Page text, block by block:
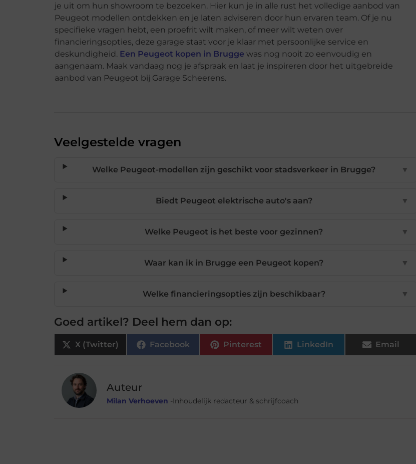
je uit om hun showroom te bezoeken. Hier kun je in alle rust het volledige aanbod van
Peugeot modellen ontdekken en je laten adviseren door hun ervaren team. Of je nu
specifieke vragen hebt, een proefrit wilt maken, of meer wilt weten over
financieringsopties, deze garage staat voor je klaar met persoonlijke service en
deskundigheid. Een Peugeot kopen in Brugge was nog nooit zo eenvoudig en
aangenaam. Maak vandaag nog je afspraak en laat je inspireren door het uitgebreide
aanbod van Peugeot bij Garage Scheerens.
Veelgestelde vragen
Welke Peugeot-modellen zijn geschikt voor stadsverkeer in Brugge? ▼
Biedt Peugeot elektrische auto's aan? ▼
Welke Peugeot is het beste voor gezinnen? ▼
Waar kan ik in Brugge een Peugeot kopen? ▼
Welke financieringsopties zijn beschikbaar? ▼
Goed artikel? Deel hem dan op:
X (Twitter) Facebook Pinterest LinkedIn Email
Auteur
Milan Verhoeven -Inhoudelijk redacteur & schrijfcoach